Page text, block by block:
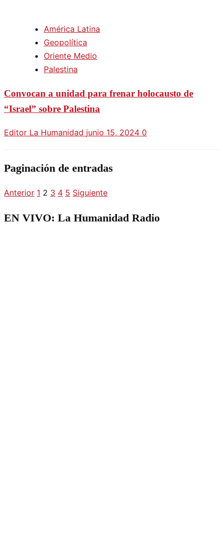
América Latina
Geopolítica
Oriente Medio
Palestina
Convocan a unidad para frenar holocausto de
“Israel” sobre Palestina
Editor La Humanidad junio 15, 2024 0
Paginación de entradas
Anterior 1 2 3 4 5 Siguiente
EN VIVO: La Humanidad Radio